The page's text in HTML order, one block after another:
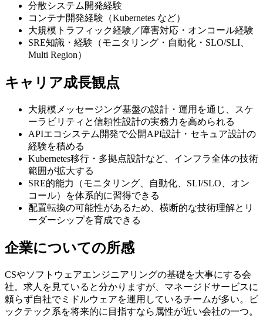
分散システム開発経験
コンテナ開発経験（Kubernetes など）
大規模トラフィック経験／障害対応・オンコール経験
SRE知識・経験（モニタリング・自動化・SLO/SLI、
Multi Region）
キャリア成長観点
大規模メッセージング基盤の設計・運用を通じ、スケ
ーラビリティと信頼性設計の実務力を高められる
APIエコシステム開発で公開API設計・セキュア設計の
経験を積める
Kubernetes移行・多拠点設計など、インフラ全体の技術
範囲が拡大する
SRE的能力（モニタリング、自動化、SLI/SLO、オン
コール）を体系的に習得できる
配置転換の可能性があるため、横断的な技術理解とリ
ーダーシップを育成できる
企業についての所感
CSやソフトウェアエンジニアリングの基礎を大事にする会
社。求人を見ていると分かりますが、マネージドサービスに
頼らず自社でミドルウェアを運用しているチームが多い。ビ
ックテック系を将来的に目指すなら属性が近い会社の一つ。